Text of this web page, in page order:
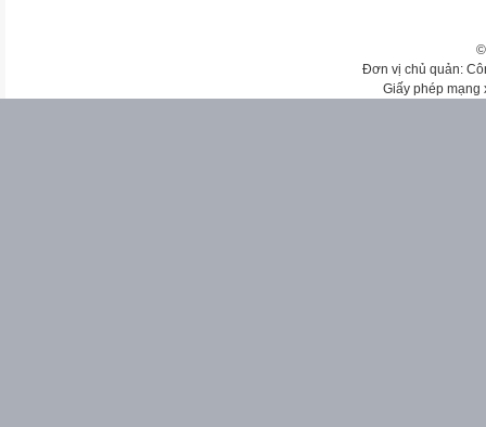
Đơn vị chủ quản:
Giấy phép mạng